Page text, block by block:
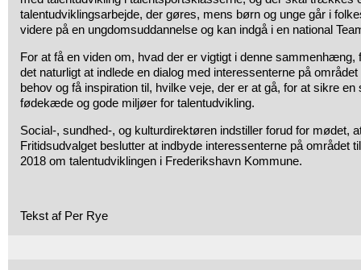
talentudviklingsarbejde, der gøres, mens børn og unge går i
videre på en ungdomsuddannelse og kan indgå i en national
For at få en viden om, hvad der er vigtigt i denne sammenhæng,
det naturligt at indlede en dialog med interessenterne på
behov og få inspiration til, hvilke veje, der er at gå, for at sikre
fødekæde og gode miljøer for talentudvikling.
Social-, sundhed-, og kulturdirektøren indstiller forud for mødet,
Fritidsudvalget beslutter at indbyde interessenterne på området
2018 om talentudviklingen i Frederikshavn Kommune.
Tekst af Per Rye